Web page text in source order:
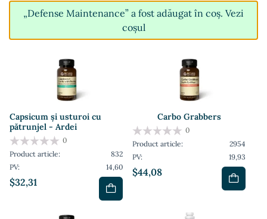
„Defense Maintenance” a fost adăugat în coș. Vezi
coșul
Capsicum și usturoi cu
pătrunjel - Ardei
$32,31
0
Product article:
832
PV:
14,60
Carbo Grabbers
$44,08
0
Product article:
2954
PV:
19,93